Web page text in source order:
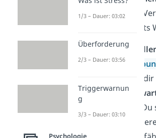
machst, fällt dir das
und du vergisst nichts
Überprüfe die
Die
Arbeitsplatzes kann
die bestehenden
.
Anforderungen du
1/3 – Dauer: 03:02
Überforderung
2/3 – Dauer: 03:56
Triggerwarnun
g
3/3 – Dauer: 03:10
Psychologie